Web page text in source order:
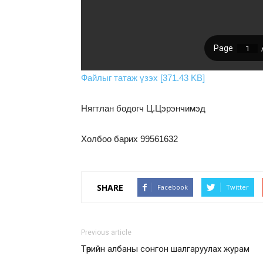
Файлыг татаж үзэх [371.43 KB]
Нягтлан бодогч Ц.Цэрэнчимэд
Холбоо барих 99561632
SHARE Facebook Twitter
Previous article
Төрийн албаны сонгон шалгаруулах журам